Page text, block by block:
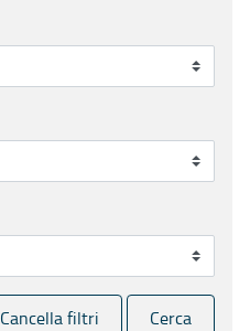
Cancella filtri Cerca